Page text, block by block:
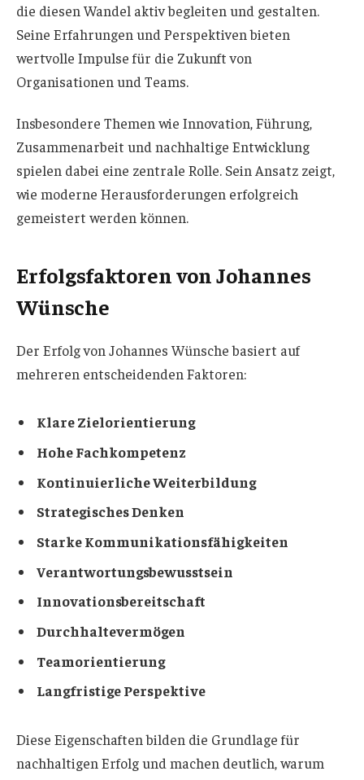
die diesen Wandel aktiv begleiten und gestalten.
Seine Erfahrungen und Perspektiven bieten
wertvolle Impulse für die Zukunft von
Organisationen und Teams.
Insbesondere Themen wie Innovation, Führung,
Zusammenarbeit und nachhaltige Entwicklung
spielen dabei eine zentrale Rolle. Sein Ansatz zeigt,
wie moderne Herausforderungen erfolgreich
gemeistert werden können.
Erfolgsfaktoren von Johannes
Wünsche
Der Erfolg von Johannes Wünsche basiert auf
mehreren entscheidenden Faktoren:
Klare Zielorientierung
Hohe Fachkompetenz
Kontinuierliche Weiterbildung
Strategisches Denken
Starke Kommunikationsfähigkeiten
Verantwortungsbewusstsein
Innovationsbereitschaft
Durchhaltevermögen
Teamorientierung
Langfristige Perspektive
Diese Eigenschaften bilden die Grundlage für
nachhaltigen Erfolg und machen deutlich, warum